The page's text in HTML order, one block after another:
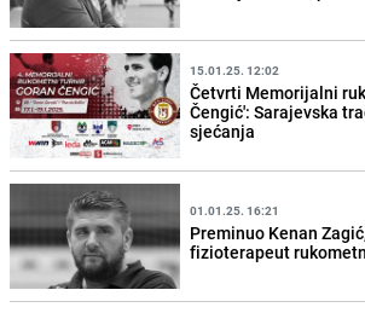
15.01.25. 12:02
Četvrti Memorijalni
Čengić': Sarajevska
sjećanja
01.01.25. 16:21
Preminuo Kenan
fizioterapeut